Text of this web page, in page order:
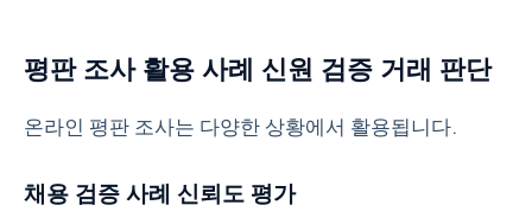
평판 조사 활용 사례 신원 검증 거래 판단
온라인 평판 조사는 다양한 상황에서 활용됩니다.
채용 검증 사례 신뢰도 평가